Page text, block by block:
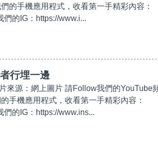
的手機應用程式，收看第一手精彩內容：
們的IG：https://www.i...
行埋一邊
來源：網上圖片 請Follow我們的YouTube
手機應用程式，收看第一手精彩內容：
們的IG：https://www.ins...